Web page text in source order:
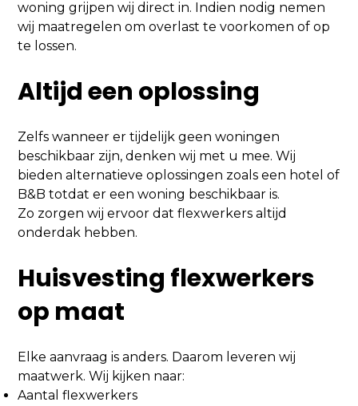
woning grijpen wij direct in. Indien nodig nemen
wij maatregelen om overlast te voorkomen of op
te lossen.
Altijd een oplossing
Zelfs wanneer er tijdelijk geen woningen
beschikbaar zijn, denken wij met u mee. Wij
bieden alternatieve oplossingen zoals een hotel of
B&B totdat er een woning beschikbaar is.
Zo zorgen wij ervoor dat flexwerkers altijd
onderdak hebben.
Huisvesting flexwerkers
op maat
Elke aanvraag is anders. Daarom leveren wij
maatwerk. Wij kijken naar:
Aantal flexwerkers